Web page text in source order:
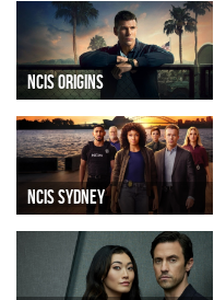
NCIS ORIGINS
NCIS SYDNEY